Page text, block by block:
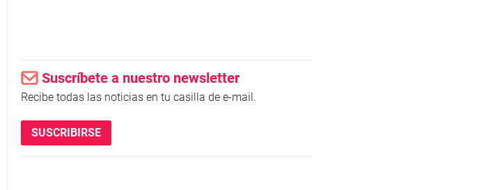
Suscríbete a nuestro newsletter
Recibe todas las noticias en tu casilla de e-mail.
SUSCRIBIRSE